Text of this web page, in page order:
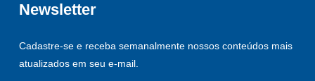
Newsletter
Cadastre-se e receba semanalmente nossos conteúdos mais
atualizados em seu e-mail.